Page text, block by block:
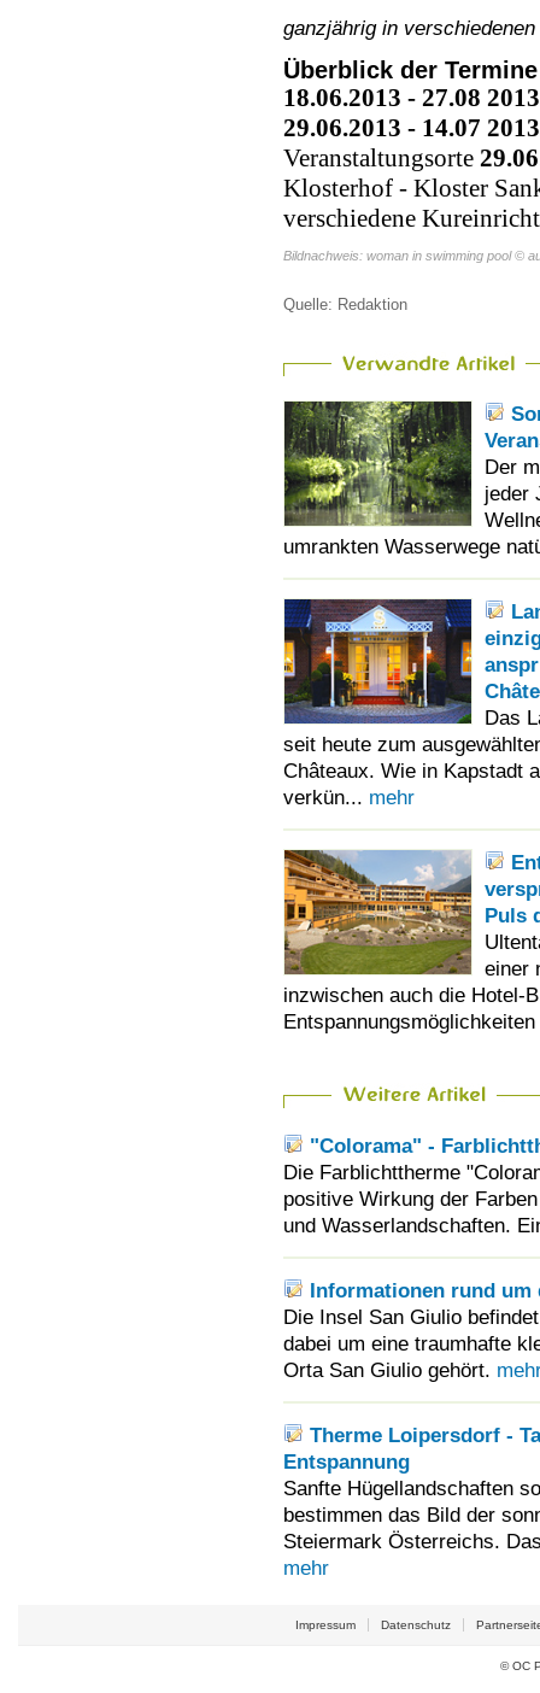
ganzjährig in
Überblick der Termine
18.06.2013 - 27.08 2013
29.06.2013 - 14.07 2013
Veranstaltungsorte
Klosterhof - Kloster
verschiedene
Bildnachweis: woman in swimming pool ©
Quelle: Redaktion
Der
jeder
umrankten Wasserwege
Das
seit heute zum
Châteaux. Wie in Kapstadt
verkün... mehr
Puls
einer
inzwischen auch die Hotel-
"Colorama" -
Die Farblichttherme
positive Wirkung der
und Wasserlandschaften.
Informationen rund um
Die Insel San Giulio
dabei um eine traumhafte
Orta San Giulio gehört.
Therme Loipersdorf -
Entspannung
Sanfte Hügellandschaften
bestimmen das Bild der
Steiermark Österreichs.
mehr
Impressum Datenschutz
© OC